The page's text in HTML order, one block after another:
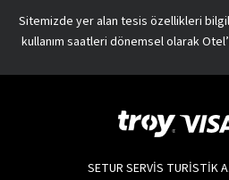
Sitemizde yer alan tesis özellikleri
kullanım saatleri dönemsel olarak
SETUR SERVİS TURİSTİK